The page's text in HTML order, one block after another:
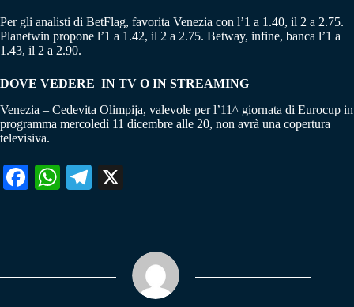
Per gli analisti di BetFlag, favorita Venezia con l’1 a 1.40, il 2 a 2.75.
Planetwin propone l’1 a 1.42, il 2 a 2.75. Betway, infine, banca l’1 a
1.43, il 2 a 2.90.
DOVE VEDERE IN TV O IN STREAMING
Venezia – Cedevita Olimpija, valevole per l’11^ giornata di Eurocup in
programma mercoledì 11 dicembre alle 20, non avrà una copertura
televisiva.
Fa W
pp
Te
m